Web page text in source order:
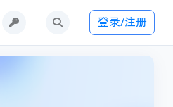
登录/注册